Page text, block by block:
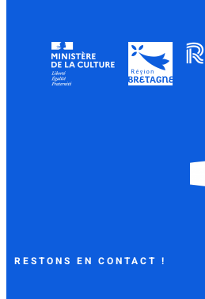
RESTONS EN CONTACT !